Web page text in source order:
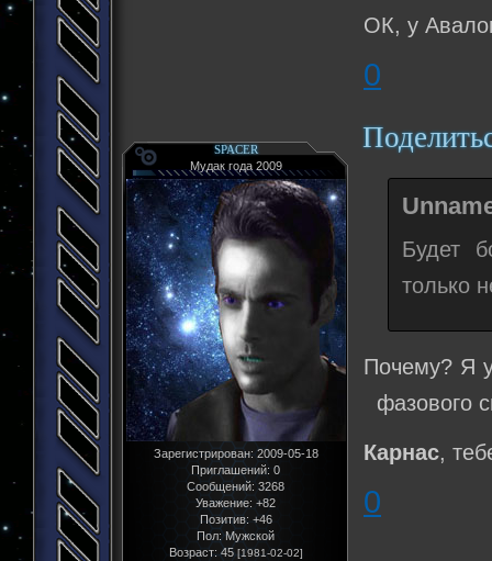
ОК, у
0
SPACER
Мудак года 2009
Зарегистрирован: 2009-05-18
Приглашений: 0
Сообщений: 3268
Уважение: +82
Позитив: +46
Пол:Мужской
Возраст: 45 [1981-02-02]
Будет
только
Почему? Я
фазового
Карнас,
0